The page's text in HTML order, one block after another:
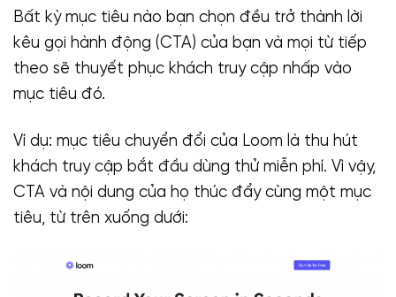
Bất kỳ mục tiêu nào bạn chọn đều trở thành lời
kêu gọi hành động (CTA) của bạn và mọi từ tiếp
theo sẽ thuyết phục khách truy cập nhấp vào
mục tiêu đó.
Ví dụ: mục tiêu chuyển đổi của Loom là thu hút
khách truy cập bắt đầu dùng thử miễn phí. Vì vậy,
CTA và nội dung của họ thúc đẩy cùng một mục
tiêu, từ trên xuống dưới: